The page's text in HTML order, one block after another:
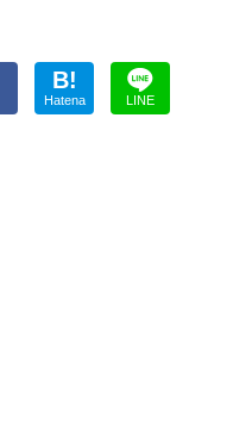
B!
Hatena LINE